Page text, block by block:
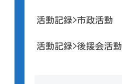
活動記録>市政活動
活動記録>後援会活動